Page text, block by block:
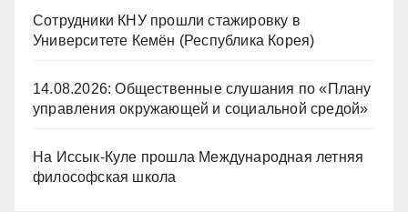
Сотрудники КНУ прошли стажировку в
Университете Кемён (Республика Корея)
14.08.2026: Общественные слушания по «Плану
управления окружающей и социальной средой»
На Иссык-Куле прошла Международная летняя
философская школа